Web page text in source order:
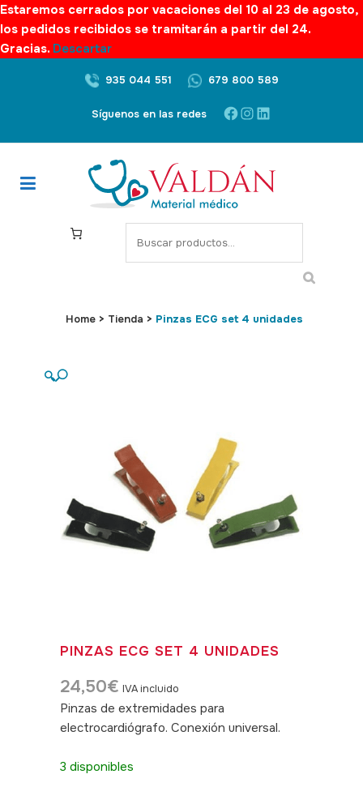
Estaremos cerrados por vacaciones del 10 al 23 de agosto,
los pedidos recibidos se tramitarán a partir del 24.
Gracias. Descartar
935 044 551 679 800 589
Síguenos en las redes Facebook
Instagram
LinkedIn
S
e
Home > Tienda > Pinzas ECG set 4 unidades
🔍
PINZAS ECG SET 4 UNIDADES
24,50€ IVA incluido
Pinzas de extremidades para
electrocardiógrafo. Conexión universal.
3 disponibles